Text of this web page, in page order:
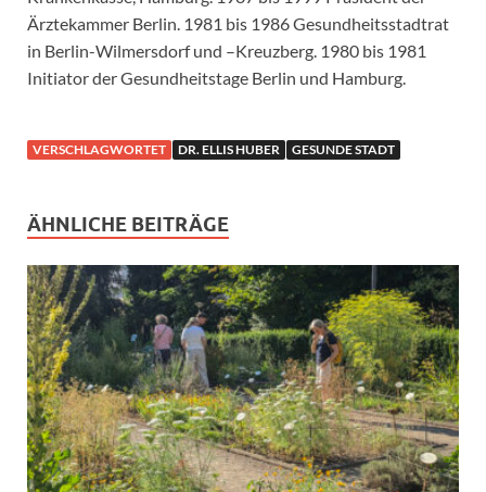
Ärztekammer Berlin. 1981 bis 1986 Gesundheitsstadtrat
in Berlin-Wilmersdorf und –Kreuzberg. 1980 bis 1981
Initiator der Gesundheitstage Berlin und Hamburg.
VERSCHLAGWORTET DR. ELLIS HUBER GESUNDE STADT
ÄHNLICHE BEITRÄGE